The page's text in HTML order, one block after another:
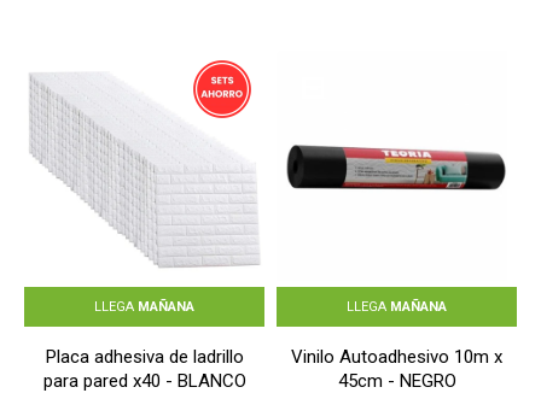
LLEGA MAÑANA
Placa adhesiva de ladrillo
para pared x40 - BLANCO
LLEGA MAÑANA
Vinilo Autoadhesivo 10m x
45cm - NEGRO